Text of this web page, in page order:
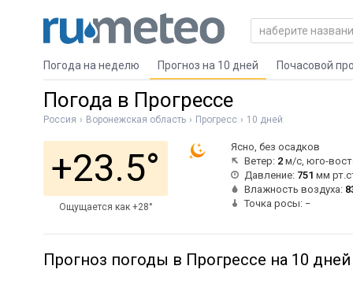
Погода на неделю Прогноз на 10 дней Почасовой
Погода в Прогрессе
Россия Воронежская область Прогресс 10 дней
+23.5°
Ощущается как +28°
Ясно, без осадков
Ветер: 2 м/с, юго-
Давление: 751 мм
Влажность воздуха:
Точка росы: −
Прогноз погоды в Прогрессе на 10 дней